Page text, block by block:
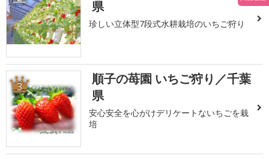
県
珍しい立体型7段式水耕栽培のいちご狩り
3
順子の苺園 いちご狩り／千葉
県
安心安全を心がけデリケートないちごを栽
培